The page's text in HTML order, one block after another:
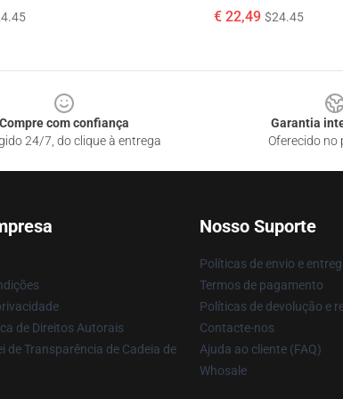
€ 22,49 $24.45
Compre com confiança
24/7, do clique à entrega
Garantia
Oferecido no
de Direitos Autorais
de Transparência de Cadeia de
Nosso Suporte
Políticas de envio e
Termos de pagamento
Políticas de devolução e
Contacte-nos
Ajuda ao cliente (FAQ)
Whosale